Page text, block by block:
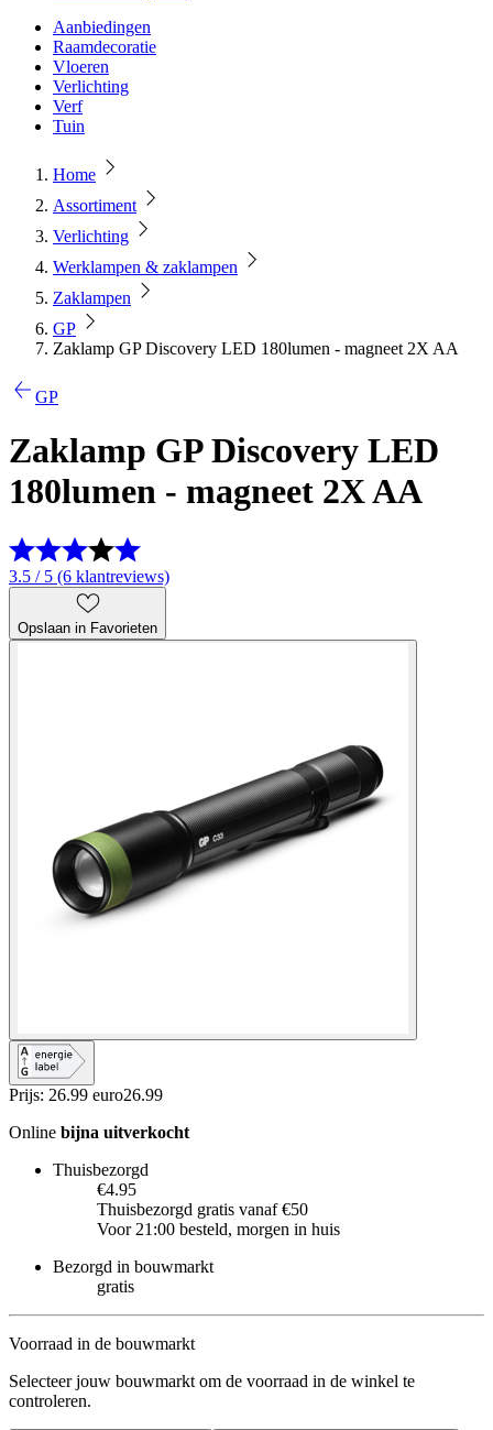
Aanbiedingen
Raamdecoratie
Vloeren
Verlichting
Verf
Tuin
Home
Assortiment
Verlichting
Werklampen & zaklampen
Zaklampen
GP
Zaklamp GP Discovery LED 180lumen - magneet 2X AA
GP
Zaklamp GP Discovery LED
180lumen - magneet 2X AA
3.5 / 5 (6 klantreviews)
Opslaan in Favorieten
Prijs: 26.99 euro26.99
Online bijna uitverkocht
Thuisbezorgd
€4.95
Thuisbezorgd gratis vanaf €50
Voor 21:00 besteld, morgen in huis
Bezorgd in bouwmarkt
gratis
Voorraad in de bouwmarkt
Selecteer jouw bouwmarkt om de voorraad in de winkel te
controleren.